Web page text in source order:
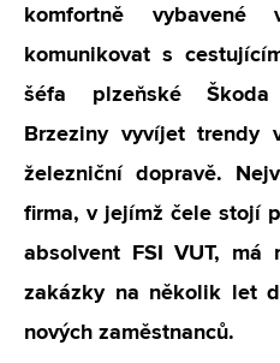
komfortně vybavené
komunikovat s
šéfa plzeňské Škoda
Brzeziny vyvíjet trendy
železniční dopravě.
firma, v jejímž čele stojí
absolvent FSI VUT, má
zakázky na několik let
nových zaměstnanců.